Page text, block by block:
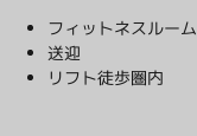
フィットネスルーム
送迎
リフト徒歩圏内